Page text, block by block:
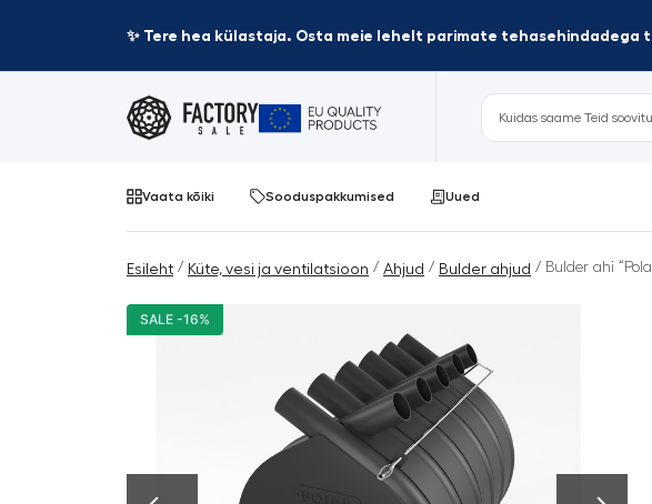
✨ Tere hea külastaja. Osta meie lehelt parimate tehasehindadega
Vaata kõiki Sooduspakkumised Uued
Esileht / Küte, vesi ja ventilatsioon / Ahjud / Bulder ahjud / Bulder ahi
SALE -16%